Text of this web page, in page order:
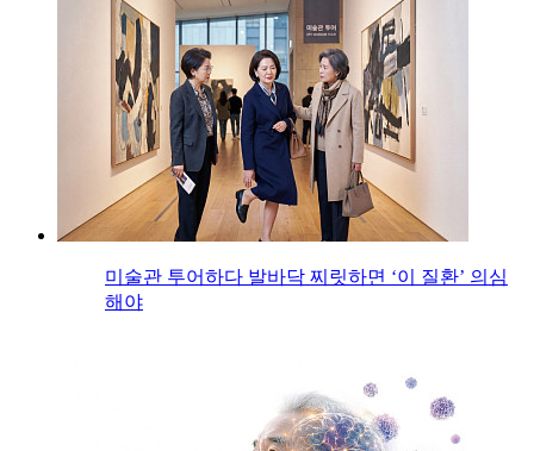
미술관 투어하다 발바닥 찌릿하면 ‘이 질환’ 의심
해야